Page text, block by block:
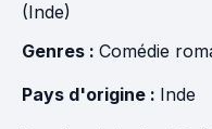
(Inde)
Genres : Comédie
Pays d'origine : Inde